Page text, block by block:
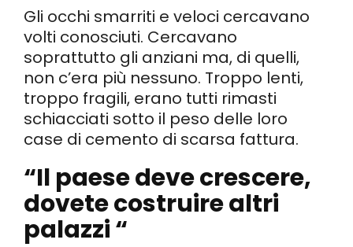
Gli occhi smarriti e veloci cercavano
volti conosciuti. Cercavano
soprattutto gli anziani ma, di quelli,
non c’era più nessuno. Troppo lenti,
troppo fragili, erano tutti rimasti
schiacciati sotto il peso delle loro
case di cemento di scarsa fattura.
“Il paese deve crescere,
dovete costruire altri
palazzi “